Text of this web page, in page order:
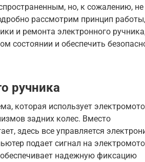
но, к сожалению, не
рассмотрим принцип работы,
и ремонта электронного
состоянии и обеспечить
ручника
которая использует
задних колес. Вместо
здесь все управляется
подает сигнал на
надежную фиксацию